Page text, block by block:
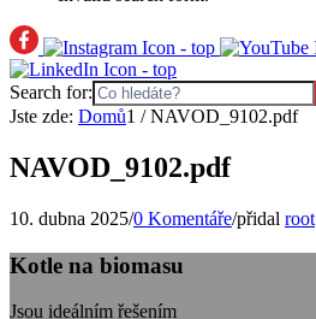
Search for:
Jste zde: Domů1 / NAVOD_9102.pdf
NAVOD_9102.pdf
10. dubna 2025/0 Komentáře/přidal root
Kotle na biomasu
Jsou ideálním řešením